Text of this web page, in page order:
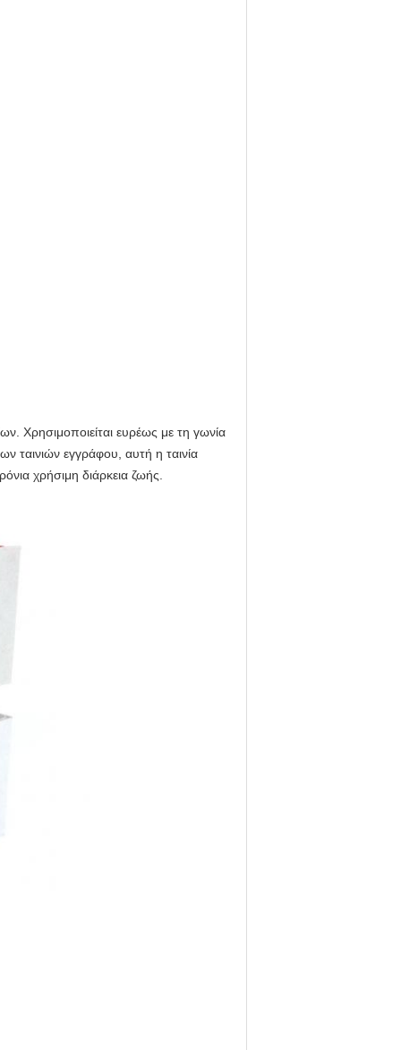
Χρησιμοποιείται ευρέως με τη γωνία
ταινιών εγγράφου, αυτή η ταινία
χρήσιμη διάρκεια ζωής.